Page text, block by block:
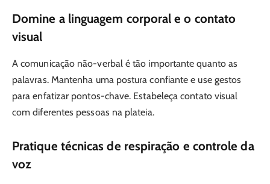
Domine a linguagem corporal e o contato
visual
A comunicação não-verbal é tão importante quanto as
palavras. Mantenha uma postura confiante e use gestos
para enfatizar pontos-chave. Estabeleça contato visual
com diferentes pessoas na plateia.
Pratique técnicas de respiração e controle da
voz